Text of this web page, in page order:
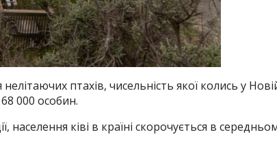
птахів, чисельність якої колись у
000 особин.
ківі в країні скорочується в